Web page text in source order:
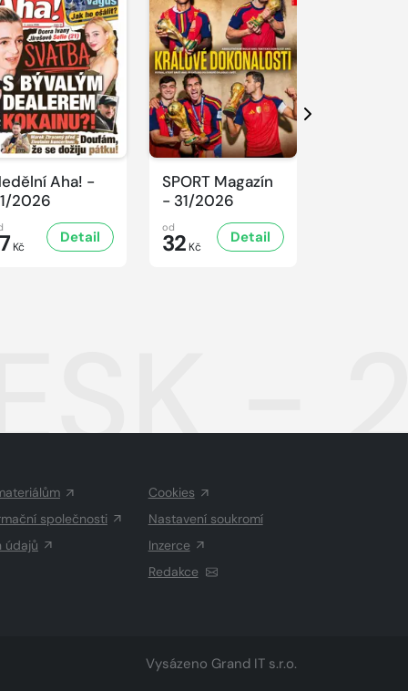
Aha! -
2026
Kč
Detail
SPORT Magazín
- 31/2026
od
32 Kč
Detail
Další
-
společnosti
údajů
Cookies
Nastavení soukromí
Inzerce
Redakce
Vysázeno Grand IT s.r.o.